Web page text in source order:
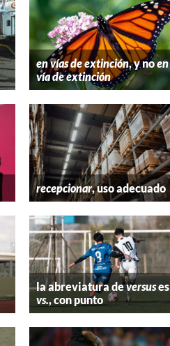
en vías de extinción, y noen
vía de extinción
recepcionar, uso adecuado
la abreviatura deversuses
vs., con punto